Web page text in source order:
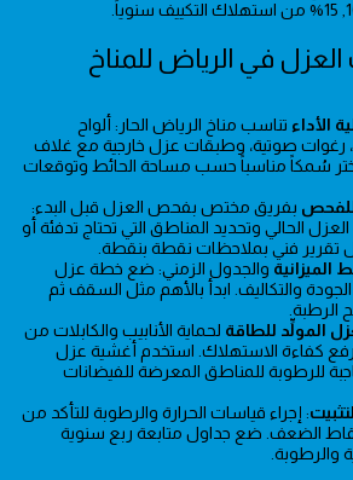
في الرياض للمناخ
الأداء تناسب مناخ الرياض الحار: ألواح
رغوات صوتية، وطبقات عزل خارجية مع غلاف
سُمكاً مناسباً حسب مساحة الحائط وتوقعات
للفحص بفريق مختص بفحص العزل قبل البدء:
الحالي وتحديد المناطق التي تحتاج تدفئة أو
تقرير فني بملاحظات نقطة بنقطة.
الميزانية والجدول الزمني: ضع خطة عزل
والتكاليف. ابدأ بالأهم مثل السقف ثم
الرطبة.
المولِّد للطاقة لحماية الأنابيب والكابلات من
كفاءة الاستهلاك. استخدم أغشية عزل
للرطوبة للمناطق المعرضة للفيضانات
: إجراء قياسات الحرارة والرطوبة للتأكد من
الضعف. ضع جداول متابعة ربع سنوية
والرطوبة.